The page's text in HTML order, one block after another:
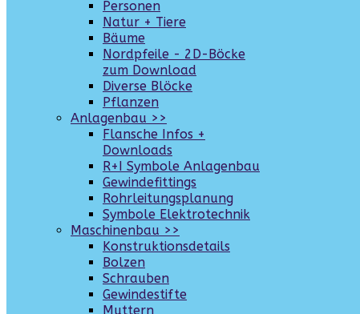
Personen
Natur + Tiere
Bäume
Nordpfeile - 2D-Böcke
zum Download
Diverse Blöcke
Pflanzen
Anlagenbau >>
Flansche Infos +
Downloads
R+I Symbole Anlagenbau
Gewindefittings
Rohrleitungsplanung
Symbole Elektrotechnik
Maschinenbau >>
Konstruktionsdetails
Bolzen
Schrauben
Gewindestifte
Muttern